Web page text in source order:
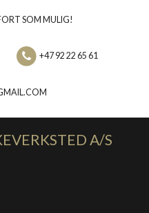
SOM MULIG!
+47 92 22 65 61
A/S